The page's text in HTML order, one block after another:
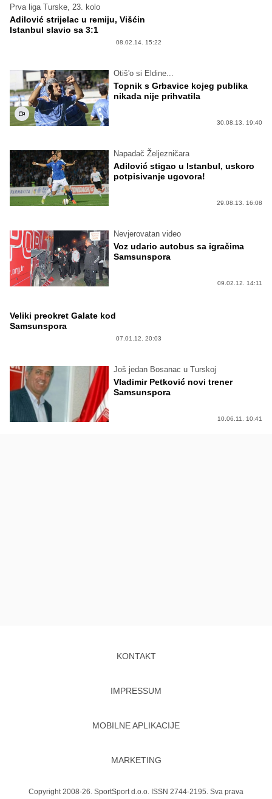
Prva liga Turske, 23. kolo
Adilović strijelac u remiju, Višćin
Istanbul slavio sa 3:1
08.02.14. 15:22
Otiš'o si Eldine...
Topnik s Grbavice kojeg publika
nikada nije prihvatila
30.08.13. 19:40
Napadač Željezničara
Adilović stigao u Istanbul, uskoro
potpisivanje ugovora!
29.08.13. 16:08
Nevjerovatan video
Voz udario autobus sa igračima
Samsunspora
09.02.12. 14:11
Veliki preokret Galate kod
Samsunspora
07.01.12. 20:03
Još jedan Bosanac u Turskoj
Vladimir Petković novi trener
Samsunspora
10.06.11. 10:41
KONTAKT
IMPRESSUM
MOBILNE APLIKACIJE
MARKETING
Copyright 2008-26. SportSport d.o.o. ISSN 2744-2195. Sva prava